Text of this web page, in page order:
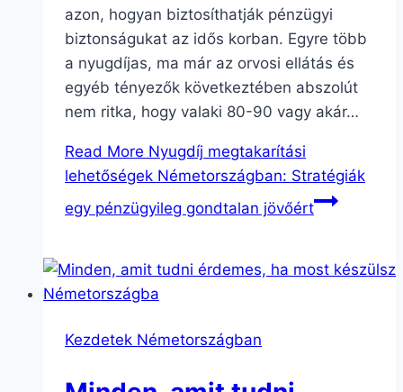
azon, hogyan biztosíthatják pénzügyi
biztonságukat az idős korban. Egyre több
a nyugdíjas, ma már az orvosi ellátás és
egyéb tényezők következtében abszolút
nem ritka, hogy valaki 80-90 vagy akár…
Read More Nyugdíj megtakarítási
lehetőségek Németországban: Stratégiák
egy pénzügyileg gondtalan jövőért
Kezdetek Németországban